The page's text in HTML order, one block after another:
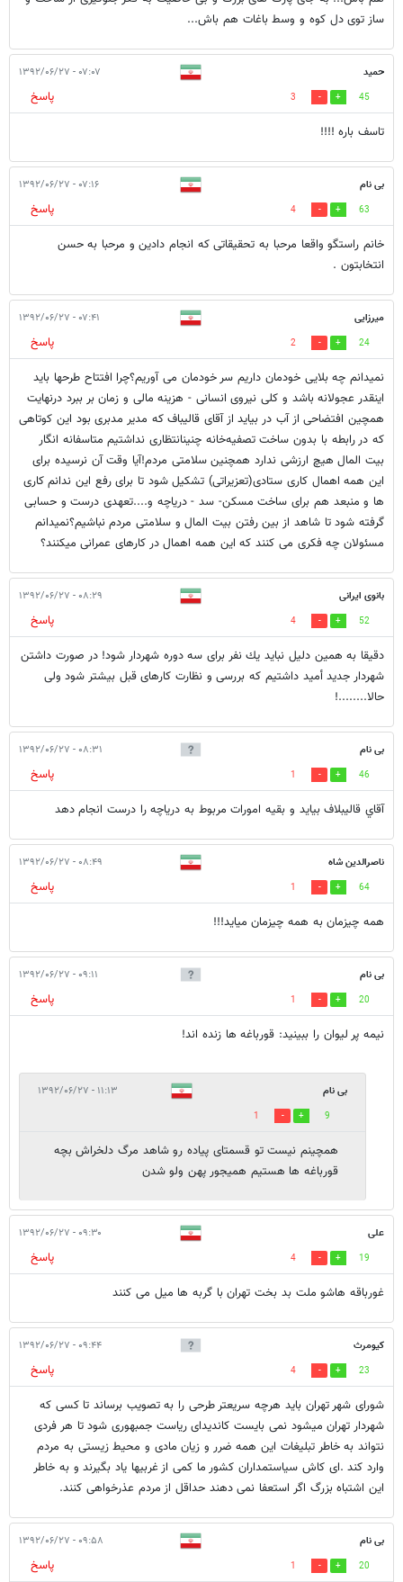
ساز توی دل کوه و وسط باغات هم باش...
حمید ۰۷:۰۷ - ۱۳۹۲/۰۶/۲۷
45
3
پاسخ
تاسف باره !!!!
بی نام ۰۷:۱۶ - ۱۳۹۲/۰۶/۲۷
63
4
پاسخ
خانم راستگو واقعا مرحبا به تحقیقاتی که انجام دادین و مرحبا به حسن
انتخابتون .
میرزایی ۰۷:۴۱ - ۱۳۹۲/۰۶/۲۷
24
2
پاسخ
نمیدانم چه بلایی خودمان داریم سر خودمان می آوریم؟چرا افتتاح طرحها باید
اینقدر عجولانه باشد و کلی نیروی انسانی - هزینه مالی و زمان بر ببرد درنهایت
همچین افتضاحی از آب در بیاید از آقای قالیباف که مدیر مدبری بود این کوتاهی
که در رابطه با بدون ساخت تصفیه‌خانه چنینانتظاری نداشتیم متاسفانه انگار
بیت المال هیچ ارزشی ندارد همچنین سلامتی مردم!آیا وقت آن نرسیده برای
این همه اهمال کاری ستادی(تعزیراتی) تشکیل شود تا برای رفع این ندانم کاری
ها و منبعد هم برای ساخت مسکن- سد - دریاچه و....تعهدی درست و حسابی
گرفته شود تا شاهد از بین رفتن بیت المال و سلامتی مردم نباشیم؟نمیدانم
مسئولان چه فکری می کنند که این همه اهمال در کارهای عمرانی میکنند؟
بانوى ايرانى ۰۸:۲۹ - ۱۳۹۲/۰۶/۲۷
52
4
پاسخ
دقيقا به همين دليل نبايد يك نفر براى سه دوره شهردار شود! در صورت داشتن
شهردار جديد أميد داشتيم كه بررسى و نظارت كارهاى قبل بيشتر شود ولى
حالا........!
بی نام ۰۸:۳۱ - ۱۳۹۲/۰۶/۲۷
46
1
پاسخ
آقاي قاليبلاف بيايد و بقيه امورات مربوط به درياچه را درست انجام دهد
ناصرالدین شاه ۰۸:۴۹ - ۱۳۹۲/۰۶/۲۷
64
1
پاسخ
همه چیزمان به همه چیزمان میاید!!!
بی نام ۰۹:۱۱ - ۱۳۹۲/۰۶/۲۷
20
1
پاسخ
نیمه پر لیوان را ببینید: قورباغه ها زنده اند!
بی نام ۱۱:۱۳ - ۱۳۹۲/۰۶/۲۷
9
1
همچینم نیست تو قسمتای پیاده رو شاهد مرگ دلخراش بچه
قورباغه ها هستیم همیجور پهن ولو شدن
علی ۰۹:۳۰ - ۱۳۹۲/۰۶/۲۷
19
4
پاسخ
غورباقه هاشو ملت بد بخت تهران با گربه ها میل می کنند
کیومرث ۰۹:۴۴ - ۱۳۹۲/۰۶/۲۷
23
4
پاسخ
شورای شهر تهران باید هرچه سریعتر طرحی را به تصویب برساند تا کسی که
شهردار تهران میشود نمی بایست کاندیدای ریاست جمبهوری شود تا هر فردی
نتواند به خاطر تبلیغات این همه ضرر و زیان مادی و محیط زیستی به مردم
وارد کند .ای کاش سیاستمداران کشور ما کمی از غربیها یاد بگیرند و به خاطر
این اشتباه بزرگ اگر استعفا نمی دهند حداقل از مردم عذرخواهی کنند.
بی نام ۰۹:۵۸ - ۱۳۹۲/۰۶/۲۷
20
1
پاسخ